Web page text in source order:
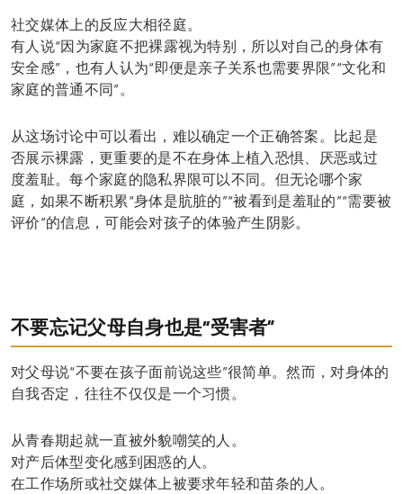
社交媒体上的反应大相径庭。
有人说“因为家庭不把裸露视为特别，所以对自己的身体有
安全感”，也有人认为“即便是亲子关系也需要界限”“文化和
家庭的普通不同”。
从这场讨论中可以看出，难以确定一个正确答案。比起是
否展示裸露，更重要的是不在身体上植入恐惧、厌恶或过
度羞耻。每个家庭的隐私界限可以不同。但无论哪个家
庭，如果不断积累“身体是肮脏的”“被看到是羞耻的”“需要被
评价”的信息，可能会对孩子的体验产生阴影。
不要忘记父母自身也是“受害者”
对父母说“不要在孩子面前说这些”很简单。然而，对身体的
自我否定，往往不仅仅是一个习惯。
从青春期起就一直被外貌嘲笑的人。
对产后体型变化感到困惑的人。
在工作场所或社交媒体上被要求年轻和苗条的人。